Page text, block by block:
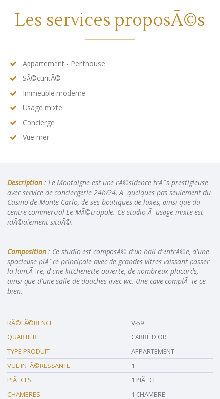
Les services proposÃ©s
Appartement - Penthouse
SÃ©curitÃ©
Immeuble moderne
Usage mixte
Concierge
Vue mer
Description : Le Montaigne est une rÃ©sidence trÃ¨s prestigieuse
avec service de conciergerie 24h/24, Ã quelques pas seulement du
Casino de Monte Carlo, de ses boutiques de luxes, ainsi que du
centre commercial Le MÃ©tropole. Ce studio Ã usage mixte est
idÃ©alement situÃ©.
Composition : Ce studio est composÃ© d'un hall d'entrÃ©e, d'une
spacieuse piÃ¨ce principale avec de grandes vitres laissant passer
la lumiÃ¨re, d'une kitchenette ouverte, de nombreux placards,
ainsi que d'une salle de douches avec wc. Une cave complÃ¨te ce
bien.
RÃ©FÃ©RENCE
V-59
QUARTIER
CARRÉ D'OR
TYPE PRODUIT
APPARTEMENT
VUE INTÃ©RESSANTE
1
PIÃ¨CES
1 PIÃ¨CE
CHAMBRES
1 CHAMBRE